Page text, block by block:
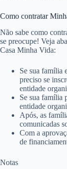
Como contratar
Não sabe como
se preocupe! Veja
Casa Minha Vida:
Se sua família
preciso se
entidade
Se sua família
entidade
Após, as
comunicadas
Com a
de
Notas